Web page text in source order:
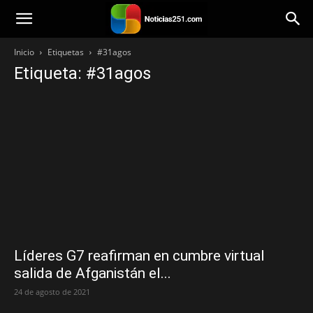
Noticias251
Inicio Etiquetas #31agos
Etiqueta: #31agos
Líderes G7 reafirman en cumbre virtual
salida de Afganistán el...
24 de agosto de 2021